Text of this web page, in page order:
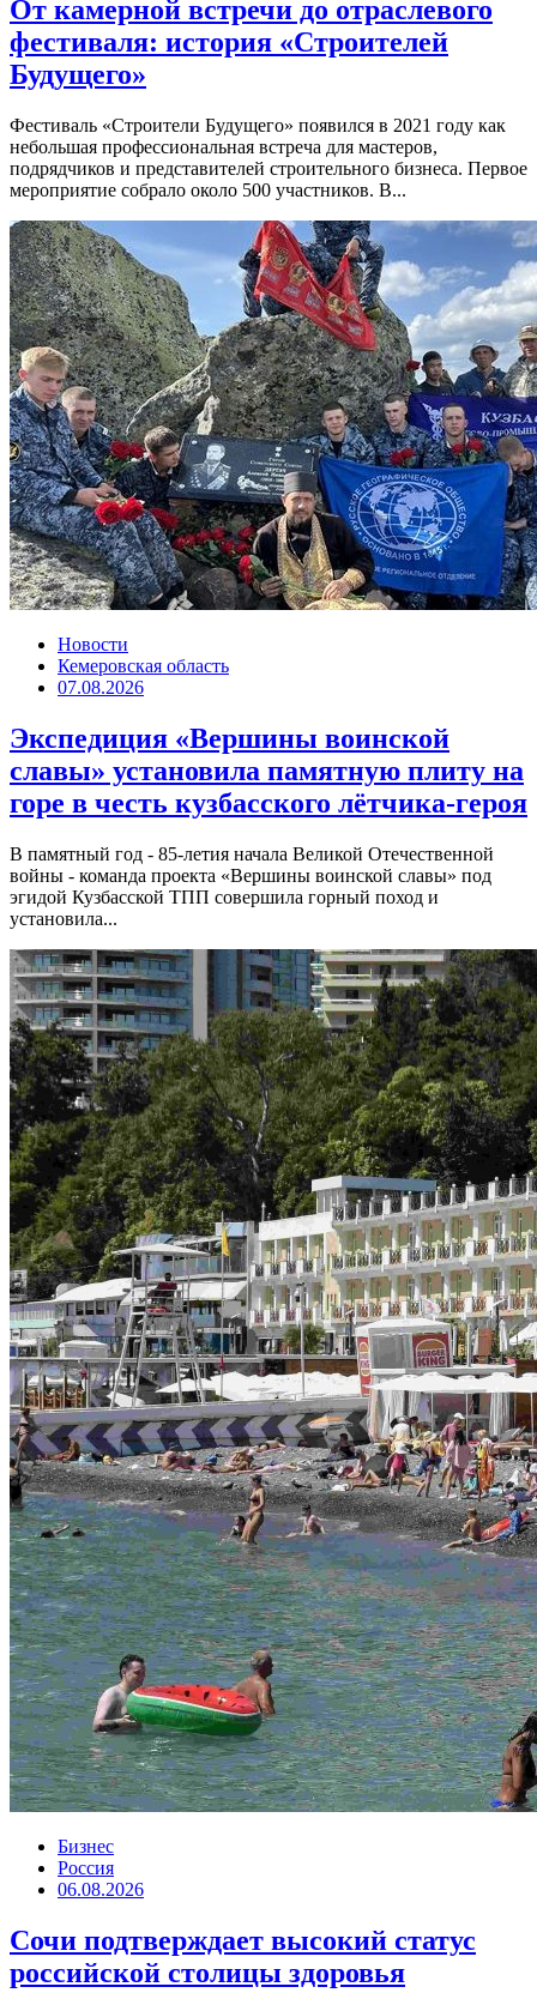
От камерной встречи до отраслевого
фестиваля: история «Строителей
Будущего»
Фестиваль «Строители Будущего» появился в 2021 году как
небольшая профессиональная встреча для мастеров,
подрядчиков и представителей строительного бизнеса. Первое
мероприятие собрало около 500 участников. В...
Новости
Кемеровская область
07.08.2026
Экспедиция «Вершины воинской
славы» установила памятную плиту на
горе в честь кузбасского лётчика-героя
В памятный год - 85-летия начала Великой Отечественной
войны - команда проекта «Вершины воинской славы» под
эгидой Кузбасской ТПП совершила горный поход и
установила...
Бизнес
Россия
06.08.2026
Сочи подтверждает высокий статус
российской столицы здоровья